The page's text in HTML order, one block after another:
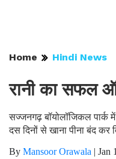
Home Hindi News
रानी का सफल
सज्जनगढ़ बॉयोलॉजिकल पार्क
दस दिनों से खाना पीना बंद कर
By Mansoor Orawala | Jan